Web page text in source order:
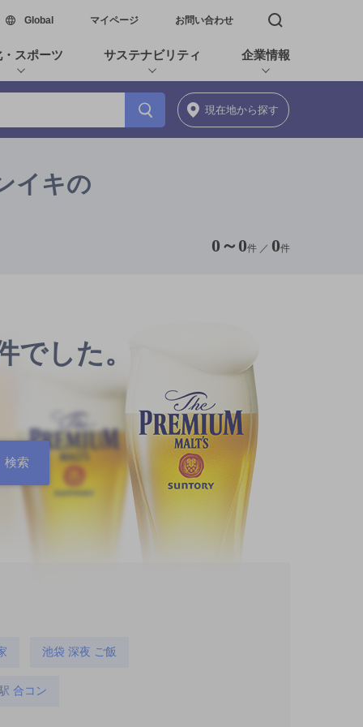
Global新しいウィンドウで開く
マイページ お問い合わせ 検索窓を開く
スポーツ サステナビリティ 企業情報
現在地から探す
イキの
0 ～ 0件 ／ 0件
でした。
池袋 深夜 ご飯
合コン